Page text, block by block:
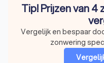
Tip! Prijzen van
Vergelijk en bespaar
zonwering